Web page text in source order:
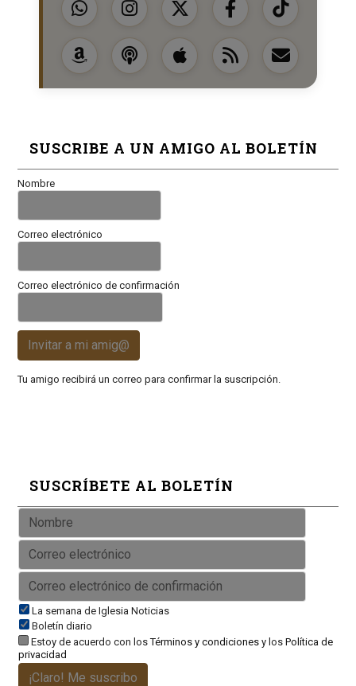
SUSCRIBE A UN AMIGO AL BOLETÍN
Nombre
Correo electrónico
Correo electrónico de confirmación
Invitar a mi amig@
Tu amigo recibirá un correo para confirmar la suscripción.
SUSCRÍBETE AL BOLETÍN
La semana de Iglesia Noticias
Boletín diario
Estoy de acuerdo con losTérminos y condicionesy los Política de
privacidad
¡Claro! Me suscribo